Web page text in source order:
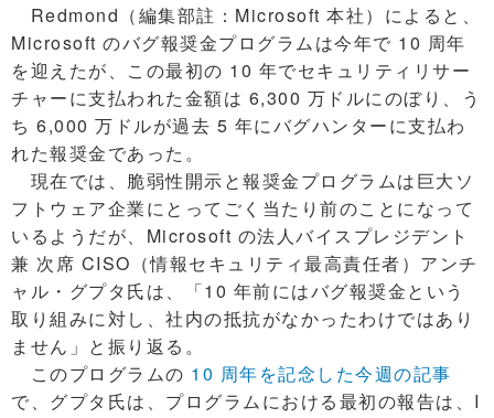
Redmond（編集部註：Microsoft 本社）によると、
Microsoft のバグ報奨金プログラムは今年で 10 周年
を迎えたが、この最初の 10 年でセキュリティリサー
チャーに支払われた金額は 6,300 万ドルにのぼり、う
ち 6,000 万ドルが過去 5 年にバグハンターに支払わ
れた報奨金であった。
現在では、脆弱性開示と報奨金プログラムは巨大ソ
フトウェア企業にとってごく当たり前のことになって
いるようだが、Microsoft の法人バイスプレジデント
兼 次席 CISO（情報セキュリティ最高責任者）アンチ
ャル・グプタ氏は、「10 年前にはバグ報奨金という
取り組みに対し、社内の抵抗がなかったわけではあり
ません」と振り返る。
このプログラムの 10 周年を記念した今週の記事
で、グプタ氏は、プログラムにおける最初の報告は、I